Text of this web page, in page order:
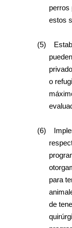
perros
estos
(5)
o
(6)
para
de